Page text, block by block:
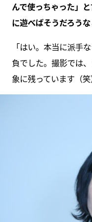
んで使っちゃった」
に遊べばそうだろうな
「はい。本当に派手
負でした。撮影では
象に残っています（笑